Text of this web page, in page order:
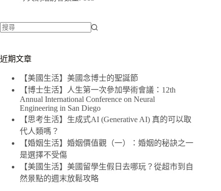
到
近期文章
【美國生活】美國念博士的聖誕節
【博士生活】人生第一次參加學術會議：12th
Annual International Conference on Neural
Engineering in San Diego
【思考生活】生成式AI (Generative AI) 真的可以取
代人類嗎？
【婚姻生活】婚姻價值觀（一）：婚姻的秘訣之一
是選擇不受傷
【美國生活】美國留學生假日去哪玩？從超市到自
然景點的週末放鬆攻略